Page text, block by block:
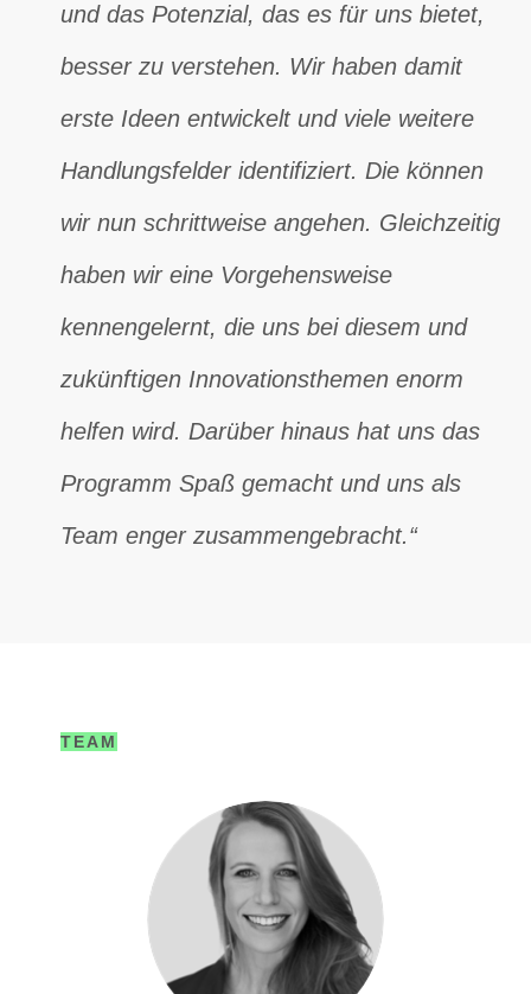
und das Potenzial, das es für uns bietet,
besser zu verstehen. Wir haben damit
erste Ideen entwickelt und viele weitere
Handlungsfelder identifiziert. Die können
wir nun schrittweise angehen. Gleichzeitig
haben wir eine Vorgehensweise
kennengelernt, die uns bei diesem und
zukünftigen Innovationsthemen enorm
helfen wird. Darüber hinaus hat uns das
Programm Spaß gemacht und uns als
Team enger zusammengebracht.“
TEAM